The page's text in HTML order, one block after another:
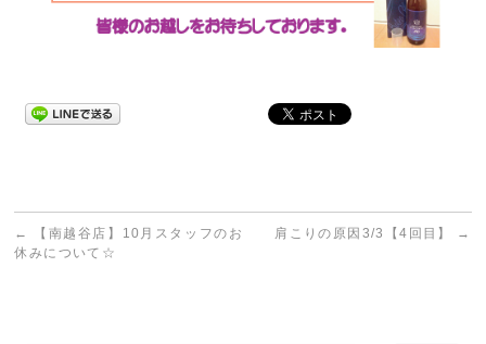
←
【南越谷店】10月スタッフのお
休みについて☆
肩こりの原因3/3【4回目】 →